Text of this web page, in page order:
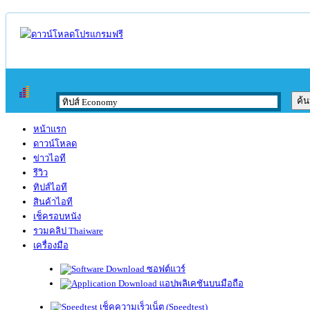
หน้าแรก
ดาวน์โหลด
ข่าวไอที
รีวิว
ทิปส์ไอที
สินค้าไอที
เช็ครอบหนัง
รวมคลิป Thaiware
เครื่องมือ
ซอฟต์แวร์
แอปพลิเคชันบนมือถือ
เช็คความเร็วเน็ต (Speedtest)